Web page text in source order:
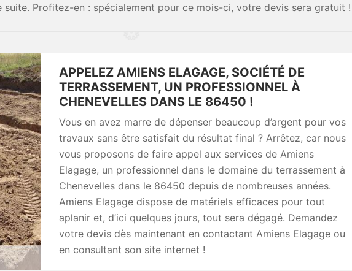
Profitez-en : spécialement pour ce mois-ci, votre devis sera gratuit !
APPELEZ AMIENS ELAGAGE, SOCIÉTÉ DE
TERRASSEMENT, UN PROFESSIONNEL À
CHENEVELLES DANS LE 86450 !
Vous en avez marre de dépenser beaucoup d’argent pour vos
travaux sans être satisfait du résultat final ? Arrêtez, car nous
vous proposons de faire appel aux services de Amiens
Elagage, un professionnel dans le domaine du terrassement à
Chenevelles dans le 86450 depuis de nombreuses années.
Amiens Elagage dispose de matériels efficaces pour tout
aplanir et, d’ici quelques jours, tout sera dégagé. Demandez
votre devis dès maintenant en contactant Amiens Elagage ou
en consultant son site internet !